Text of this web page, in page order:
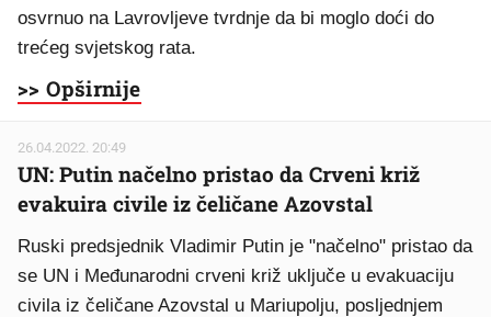
osvrnuo na Lavrovljeve tvrdnje da bi moglo doći do
trećeg svjetskog rata.
>> Opširnije
26.04.2022. 20:49
UN: Putin načelno pristao da Crveni križ
evakuira civile iz čeličane Azovstal
Ruski predsjednik Vladimir Putin je "načelno" pristao da
se UN i Međunarodni crveni križ uključe u evakuaciju
civila iz čeličane Azovstal u Mariupolju, posljednjem